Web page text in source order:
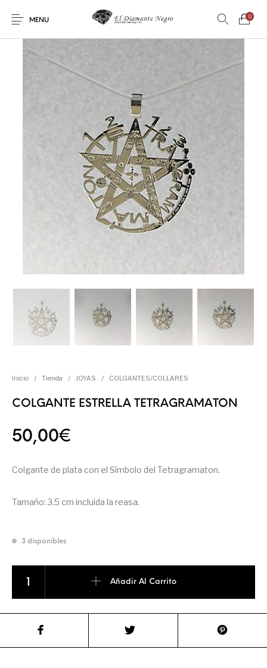
MENU
0
En oferta ! DECORACIÓN
FÓSILES JOYAS
MINERALES
PRODUCTOS DE
CONSUMO
Inicio / Tienda / JOYAS / COLGANTES/COLLARES
COLGANTE ESTRELLA TETRAGRAMATON
50,00€
Colgante de plata con el Símbolo del Tetragramaton.
Tamaño: 3,5 cm incluida la reasa.
3 disponibles
Añadir Al Carrito